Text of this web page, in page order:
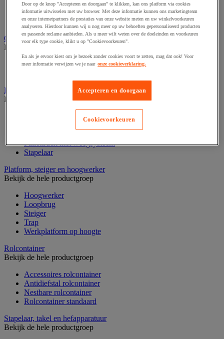
Laboratoriumkast
Laboratoriumladekast
Laboratoriumtafel
Opstapkruk, trap en ladder
Bekijk de hele productgroep
Ladder
Palletwagen
Bekijk de hele productgroep
Elektrische pallettruck
Pallettruck met weegsysteem
Stapelaar
Platform, steiger en hoogwerker
Bekijk de hele productgroep
Hoogwerker
Loopbrug
Steiger
Trap
Werkplatform op hoogte
Rolcontainer
Bekijk de hele productgroep
Accessoires rolcontainer
Antidiefstal rolcontainer
Nestbare rolcontainer
Rolcontainer standaard
Stapelaar, takel en hefapparatuur
Bekijk de hele productgroep
Door op de knop "Accepteren en doorgaan" te klikken, kan ons platform via cookies
informatie uitwisselen met uw browser. Met deze informatie kunnen ons marketingteam
en onze internetpartners de prestaties van onze website meten en uw winkelvoorkeuren
analyseren. Hierdoor kunnen wij u nog meer op uw behoeften gepersonaliseerd producten
en passende reclame aanbieden. Als u meer wilt weten over de doeleinden en voorkeuren
voor elk type cookie, klikt u op "Cookievoorkeuren".
En als je ervoor kiest om je bezoek zonder cookies voort te zetten, mag dat ook! Voor
meer informatie verwijzen we je naar onze cookieverklaring.
Accepteren en doorgaan
Cookievoorkeuren